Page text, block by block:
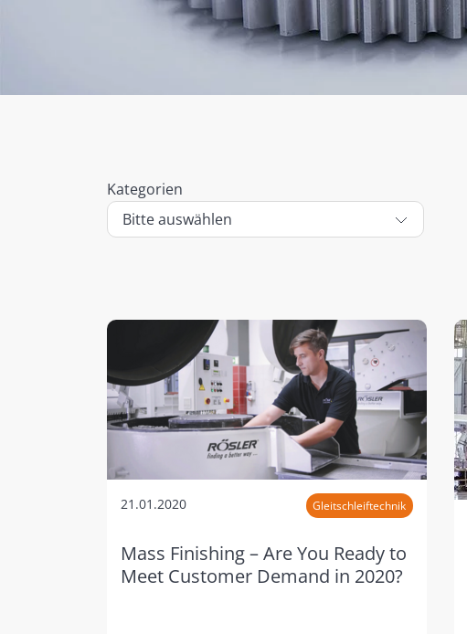
Kategorien
21.01.2020 Gleitschleiftechnik
Mass Finishing – Are You Ready to
Meet Customer Demand in 2020?